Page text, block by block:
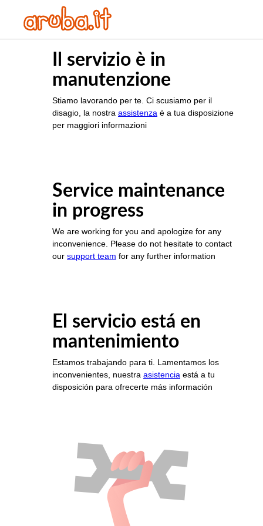
Il servizio è in
manutenzione
Stiamo lavorando per te. Ci scusiamo per il
disagio, la nostra assistenza è a tua disposizione
per maggiori informazioni
Service maintenance
in progress
We are working for you and apologize for any
inconvenience. Please do not hesitate to contact
our support team for any further information
El servicio está en
mantenimiento
Estamos trabajando para ti. Lamentamos los
inconvenientes, nuestra asistencia está a tu
disposición para ofrecerte más información